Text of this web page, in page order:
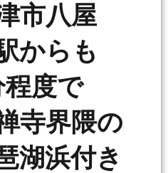
市八屋
からも
度で
寺界隈の
湖浜付き